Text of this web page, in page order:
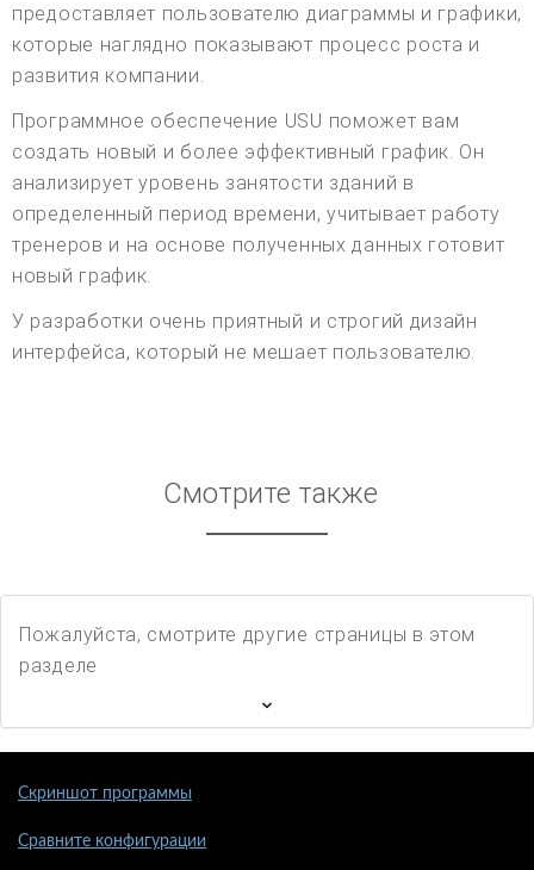
предоставляет пользователю диаграммы и графики,
которые наглядно показывают процесс роста и
развития компании.
Программное обеспечение USU поможет вам
создать новый и более эффективный график. Он
анализирует уровень занятости зданий в
определенный период времени, учитывает работу
тренеров и на основе полученных данных готовит
новый график.
У разработки очень приятный и строгий дизайн
интерфейса, который не мешает пользователю.
Смотрите также
Пожалуйста, смотрите другие страницы в этом
разделе
Скриншот программы
Сравните конфигурации